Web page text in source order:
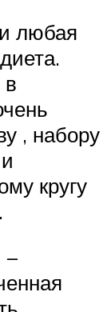
любая
в
, набору
кругу
–